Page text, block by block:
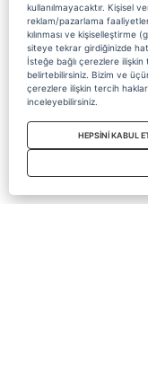
kullanılmayacaktır. Kişisel
reklam/pazarlama
kılınması ve
siteye tekrar girdiğinizde
İsteğe bağlı çerezlere
belirtebilirsiniz. Bizim ve
çerezlere ilişkin tercih
inceleyebilirsiniz.
HEPSİNİ KABUL